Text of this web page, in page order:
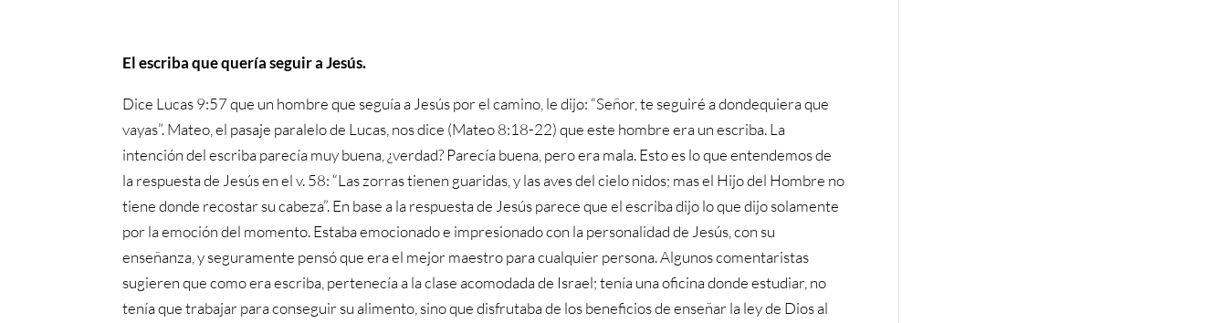
El escriba que quería seguir a Jesús.
Dice Lucas 9:57 que un hombre que seguía a Jesús por el camino, le dijo: “Señor, te seguiré a dondequiera que
vayas”. Mateo, el pasaje paralelo de Lucas, nos dice (Mateo 8:18-22) que este hombre era un escriba. La
intención del escriba parecía muy buena, ¿verdad? Parecía buena, pero era mala. Esto es lo que entendemos de
la respuesta de Jesús en el v. 58: “Las zorras tienen guaridas, y las aves del cielo nidos; mas el Hijo del Hombre no
tiene donde recostar su cabeza”. En base a la respuesta de Jesús parece que el escriba dijo lo que dijo solamente
por la emoción del momento. Estaba emocionado e impresionado con la personalidad de Jesús, con su
enseñanza, y seguramente pensó que era el mejor maestro para cualquier persona. Algunos comentaristas
sugieren que como era escriba, pertenecía a la clase acomodada de Israel; tenía una oficina donde estudiar, no
tenía que trabajar para conseguir su alimento, sino que disfrutaba de los beneficios de enseñar la ley de Dios al